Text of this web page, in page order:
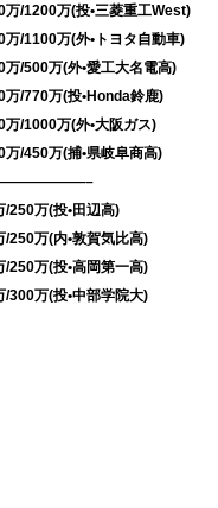
1200万(投•三菱重工West)
/1100万(外•トヨタ自動車)
/500万(外•愛工大名電高)
/770万(投•Honda鈴鹿)
/1000万(外•大阪ガス)
/450万(捕•県岐阜商高)
万(投•田辺高)
250万(内•敦賀気比高)
250万(投•高岡第一高)
万(投•中部学院大)